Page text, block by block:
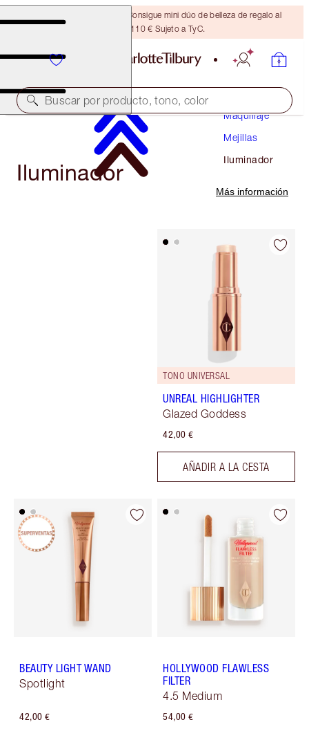
¡ÚLTIMA OPORTUNIDAD! Consigue mini dúo de belleza de regalo al
gastar 110 € Sujeto a TyC.
Buscar por producto, tono, color
Maquillaje
Mejillas
Iluminador
Iluminador
Más información
TONO UNIVERSAL
UNREAL HIGHLIGHTER
Glazed Goddess
42,00 €
AÑADIR A LA CESTA
BEAUTY LIGHT WAND
Spotlight
42,00 €
HOLLYWOOD FLAWLESS
FILTER
4.5 Medium
54,00 €